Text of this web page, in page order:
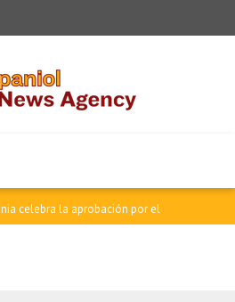
celebra la aprobación por el